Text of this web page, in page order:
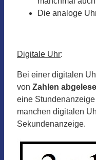
Die analoge
Digitale Uhr:
Bei einer digitalen
von Zahlen
eine
manchen digitalen
Sekundenanzeige.